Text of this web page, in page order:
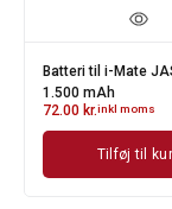
Batteri til i-Mate
1.500 mAh
72.00 kr.inkl moms
Tilføj til